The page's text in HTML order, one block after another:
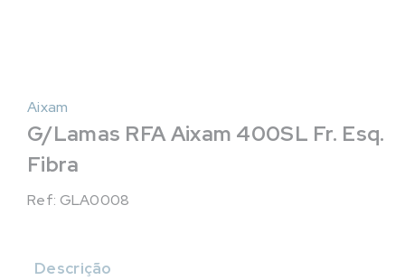
Aixam
G/Lamas RFA Aixam 400SL Fr. Esq.
Fibra
Ref: GLA0008
Descrição